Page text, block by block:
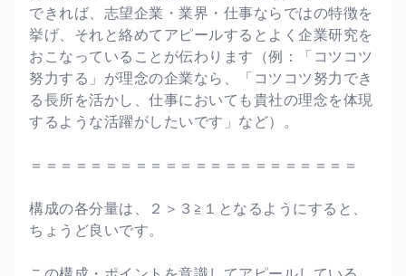
できれば、志望企業・業界・仕事ならではの特徴を
挙げ、それと絡めてアピールするとよく企業研究を
おこなっていることが伝わります（例：「コツコツ
努力する」が理念の企業なら、「コツコツ努力でき
る長所を活かし、仕事においても貴社の理念を体現
するような活躍がしたいです」など）。
＝＝＝＝＝＝＝＝＝＝＝＝＝＝＝＝＝＝＝＝＝＝
構成の各分量は、２＞３≧１となるようにすると、
ちょうど良いです。